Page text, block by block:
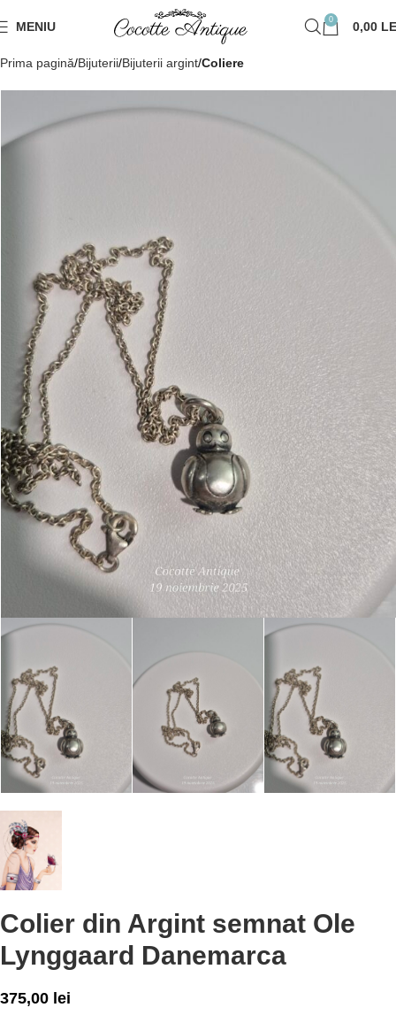
MENIU 0 0,00
Prima pagină Bijuterii Bijuterii argint Coliere
Colier din Argint semnat Ole
Lynggaard Danemarca
375,00 lei